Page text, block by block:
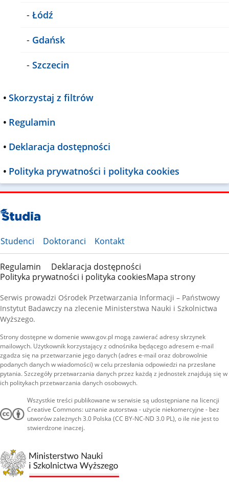
- Łódź
- Gdańsk
- Szczecin
• Skorzystaj z filtrów
• Regulamin
• Deklaracja dostępności
• Polityka prywatności i polityka cookies
Studenci Doktoranci Kontakt
Regulamin
Deklaracja dostępności
Polityka prywatności i polityka cookiesMapa strony
Serwis prowadzi Ośrodek Przetwarzania Informacji – Państwowy
Instytut Badawczy na zlecenie Ministerstwa Nauki i Szkolnictwa
Wyższego.
Strony dostępne w domenie www.gov.pl mogą zawierać adresy skrzynek
mailowych. Użytkownik korzystający z odnośnika będącego adresem e-mail
zgadza się na przetwarzanie jego danych (adres e-mail oraz dobrowolnie
podanych danych w wiadomości) w celu przesłania odpowiedzi na przesłane
pytania. Szczegóły przetwarzania danych przez każdą z jednostek znajdują się w
ich politykach przetwarzania danych osobowych.
Wszystkie treści publikowane w serwisie są udostępniane na licencji
Creative Commons: uznanie autorstwa - użycie niekomercyjne - bez
utworów zależnych 3.0 Polska (CC BY-NC-ND 3.0 PL), o ile nie jest to
stwierdzone inaczej.